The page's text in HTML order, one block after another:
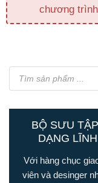
chương
Tìm
kiếm
sản
BỘ SƯU
DẠNG
Với hàng chục
viên và desinger